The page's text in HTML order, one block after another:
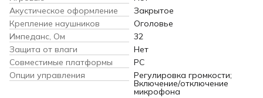
Акустическое оформление
Закрытое
Крепление наушников
Оголовье
Импеданс, Ом
32
Защита от влаги
Нет
Совместимые платформы
PC
Опции управления
Регулировка громкости;
Включение/отключение
микрофона